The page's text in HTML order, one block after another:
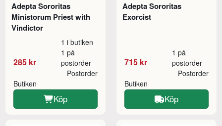
Adepta Sororitas
Ministorum Priest with
Vindictor
285 kr
1 i butiken
1 på
postorder
Butiken
Postorder
Köp
Adepta Sororitas
Exorcist
715 kr
1 på
postorder
Butiken
Postorder
Köp